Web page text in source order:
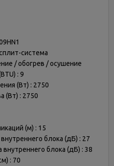
система
/ обогрев / осушение
: 9
(Вт) : 2750
(Вт) : 2750
(м) : 15
блока (дБ) : 27
блока (дБ) : 38
: 70